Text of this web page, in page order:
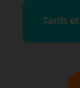
Tarifs